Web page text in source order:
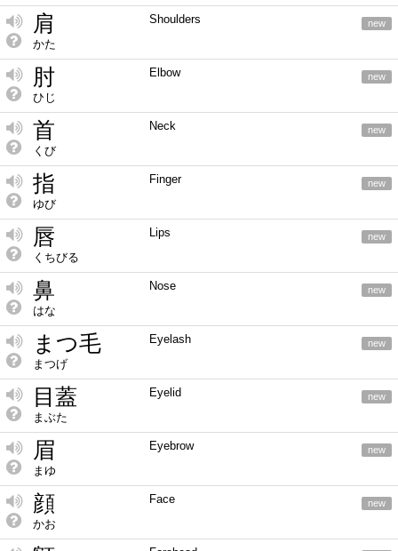
肩
かた
Shoulders new
肘
ひじ
Elbow new
首
くび
Neck new
指
ゆび
Finger new
唇
くちびる
Lips new
鼻
はな
Nose new
まつ毛
まつげ
Eyelash new
目蓋
まぶた
Eyelid new
眉
まゆ
Eyebrow new
顔
かお
Face new